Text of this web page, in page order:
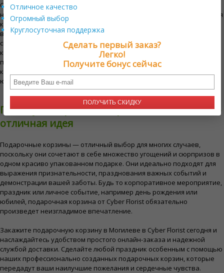
Cyber ​​Florist предлагает разнообразный выбор подарочных корзин
на любой вкус и предпочтение. Наши предложения включают в себя
корзины с изысканными продуктами, наполненные
восхитительными угощениями, корзины с фруктами, наполненные
свежайшими сезонными продуктами, а также роскошные спа-
корзины, предназначенные для того, чтобы побаловать себя и
побаловать себя. Мы также предлагаем тематические подарочные
корзины для особых случаев, таких как праздники, дни рождения и
юбилеи, поэтому каждый найдет идеальный вариант.
Почему подарочные корзины в Могилеве —
отличная идея
Подарочные корзины — отличный выбор для многих случаев,
поскольку они сочетают в себе множество угощений и сюрпризов в
одном красиво упакованном подарке. Они идеально подходят для
выражения признательности, празднования важных событий и
демонстрации вашей заботы. Будь то корпоративное мероприятие,
праздник или личное событие, например день рождения или
юбилей, подарочная корзина от Cyber ​​Florist обязательно
произведет неизгладимое впечатление.
Закажите подарочную корзину в Могилеве в Cyber ​​Florist сегодня и
наслаждайтесь удобством простого онлайн-заказа и надежной
службой доставки. Сделайте любой праздник особенным с помощью
наших профессионально созданных подарочных корзин, которые
передадут ваши наилучшие пожелания и сердечные чувства.
Отличное качество
Огромный выбор
Круглосуточная поддержка
Сделать первый заказ?
Легко!
Получите бонус сейчас
ПОЛУЧИТЬ СКИДКУ